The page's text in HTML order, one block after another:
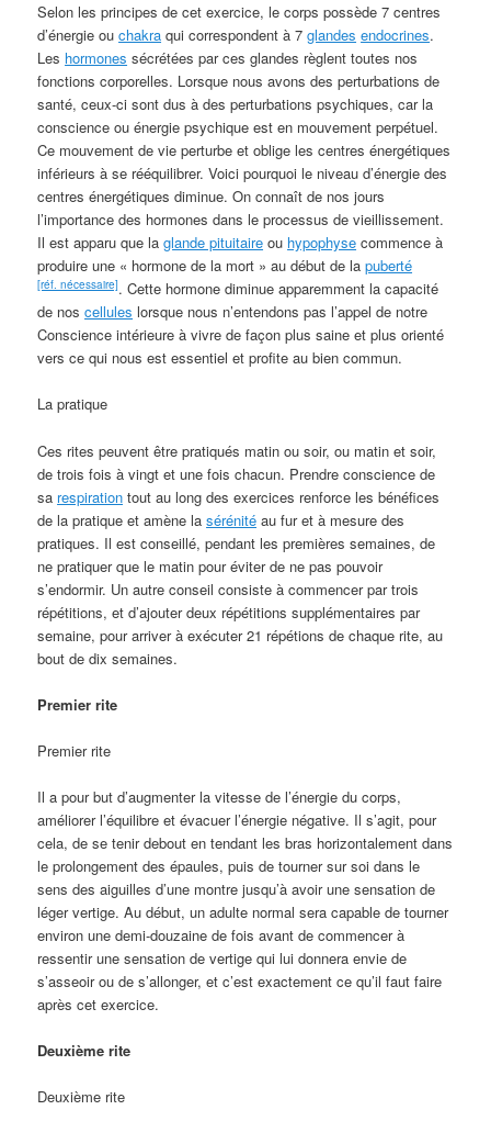
Selon les principes de cet exercice, le corps possède 7 centres
d’énergie ouchakra qui correspondent à 7glandes endocrines.
Les hormones sécrétées par ces glandes règlent toutes nos
fonctions corporelles. Lorsque nous avons des perturbations de
santé, ceux-ci sont dus à des perturbations psychiques, car la
conscience ou énergie psychique est en mouvement perpétuel.
Ce mouvement de vie perturbe et oblige les centres énergétiques
inférieurs à se rééquilibrer. Voici pourquoi le niveau d’énergie des
centres énergétiques diminue. On connaît de nos jours
l’importance des hormones dans le processus de vieillissement.
Il est apparu que laglande pituitaire ou hypophyse commence à
produire une « hormone de la mort » au début de lapuberté
[réf. nécessaire]. Cette hormone diminue apparemment la capacité
de noscellules lorsque nous n’entendons pas l’appel de notre
Conscience intérieure à vivre de façon plus saine et plus orienté
vers ce qui nous est essentiel et profite au bien commun.
La pratique
Ces rites peuvent être pratiqués matin ou soir, ou matin et soir,
de trois fois à vingt et une fois chacun. Prendre conscience de
sa respiration tout au long des exercices renforce les bénéfices
de la pratique et amène lasérénité au fur et à mesure des
pratiques. Il est conseillé, pendant les premières semaines, de
ne pratiquer que le matin pour éviter de ne pas pouvoir
s’endormir. Un autre conseil consiste à commencer par trois
répétitions, et d’ajouter deux répétitions supplémentaires par
semaine, pour arriver à exécuter 21 répétions de chaque rite, au
bout de dix semaines.
Premier rite
Premier rite
Il a pour but d’augmenter la vitesse de l’énergie du corps,
améliorer l’équilibre et évacuer l’énergie négative. Il s’agit, pour
cela, de se tenir debout en tendant les bras horizontalement dans
le prolongement des épaules, puis de tourner sur soi dans le
sens des aiguilles d’une montre jusqu’à avoir une sensation de
léger vertige. Au début, un adulte normal sera capable de tourner
environ une demi-douzaine de fois avant de commencer à
ressentir une sensation de vertige qui lui donnera envie de
s’asseoir ou de s’allonger, et c’est exactement ce qu’il faut faire
après cet exercice.
Deuxième rite
Deuxième rite